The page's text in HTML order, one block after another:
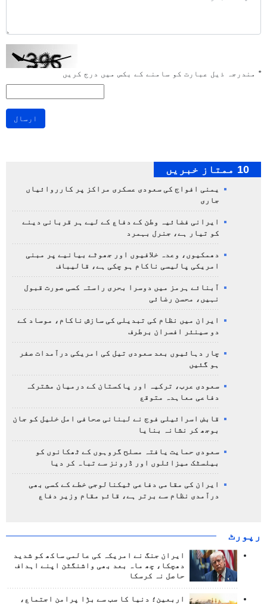
* مندرجہ ذیل عبارت کو سامنے کے بکس میں درج کریں
ارسال
10 ممتاز خبریں
یمنی افواج کی سعودی عسکری مراکز پر کارروائیاں
جاری
ایرانی فضائیہ وطن کے دفاع کے لیے ہر قربانی دینے
کو تیار ہے، جنرل بہمرد
دھمکیوں، وعدہ خلافیوں اور جھوٹے بیانیے پر مبنی
امریکی پالیسی ناکام ہو چکی ہے، قالیباف
آبنائے ہرمز میں دوسرا بحری راستہ کسی صورت قبول
نہیں، محسن رضائی
ایران میں نظام کی تبدیلی کی سازش ناکام، موساد کے
دو سینئر افسران برطرف
چار دہائیوں بعد سعودی تیل کی امریکی درآمدات صفر
ہو گئیں
سعودی عرب، ترکیہ اور پاکستان کے درمیان مشترکہ
دفاعی معاہدہ متوقع
قابض اسرائیلی فوج نے لبنانی صحافی امل خلیل کو جان
بوجھ کر نشانہ بنایا
سعودی حمایت یافتہ مسلح گروہوں کے ٹھکانوں کو
بیلسٹک میزائلوں اور ڈرونز سے تباہ کر دیا
ایران کی مقامی دفاعی ٹیکنالوجی خطے کے کسی بھی
درآمدی نظام سے برتر ہے، قائم مقام وزیر دفاع
رپورٹ
ایران جنگ نے امریکہ کی عالمی ساکھ کو شدید
دھچکا، چھ ماہ بعد بھی واشنگٹن اپنے اہداف
حاصل نہ کرسکا
اربعین؛ دنیا کا سب سے بڑا پرامن اجتماع،